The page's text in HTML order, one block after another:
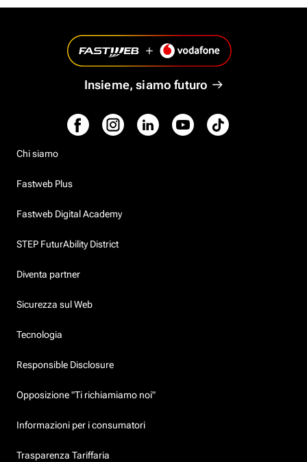
Insieme, siamo futuro
Chi siamo
Fastweb Plus
Fastweb Digital Academy
STEP FuturAbility District
Diventa partner
Sicurezza sul Web
Tecnologia
Responsible Disclosure
Opposizione "Ti richiamiamo noi"
Informazioni per i consumatori
Trasparenza Tariffaria